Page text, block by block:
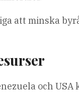
att minska
och